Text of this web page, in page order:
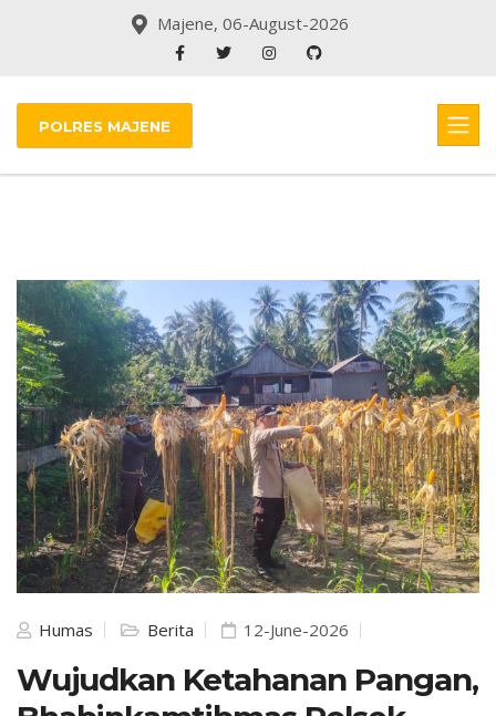
Majene, 06-August-2026
POLRES MAJENE
Humas Berita 12-June-2026
Wujudkan Ketahanan Pangan,